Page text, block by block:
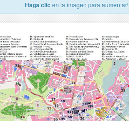
Haga clic en la imagen para aumentar!